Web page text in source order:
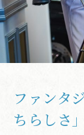
ファンタ
ちらしさ」